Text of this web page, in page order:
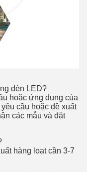
đèn LED?
hoặc ứng dụng của
cầu hoặc đề xuất
các mẫu và đặt
hàng loạt cần 3-7